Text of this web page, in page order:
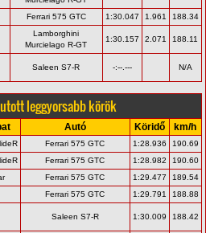
Ferrari 575 GTC 1:30.047 1.961 188.34
Lamborghini
Murcielago R-GT
1:30.157 2.071 188.11
Saleen S7-R -:--.--- N/A
leggyorsabb körök
Autó Köridő km/h
Ferrari 575 GTC 1:28.936
190.69
Ferrari 575 GTC 1:28.982
190.60
Ferrari 575 GTC 1:29.477
189.54
Ferrari 575 GTC 1:29.791 188.88
Saleen S7-R 1:30.009 188.42